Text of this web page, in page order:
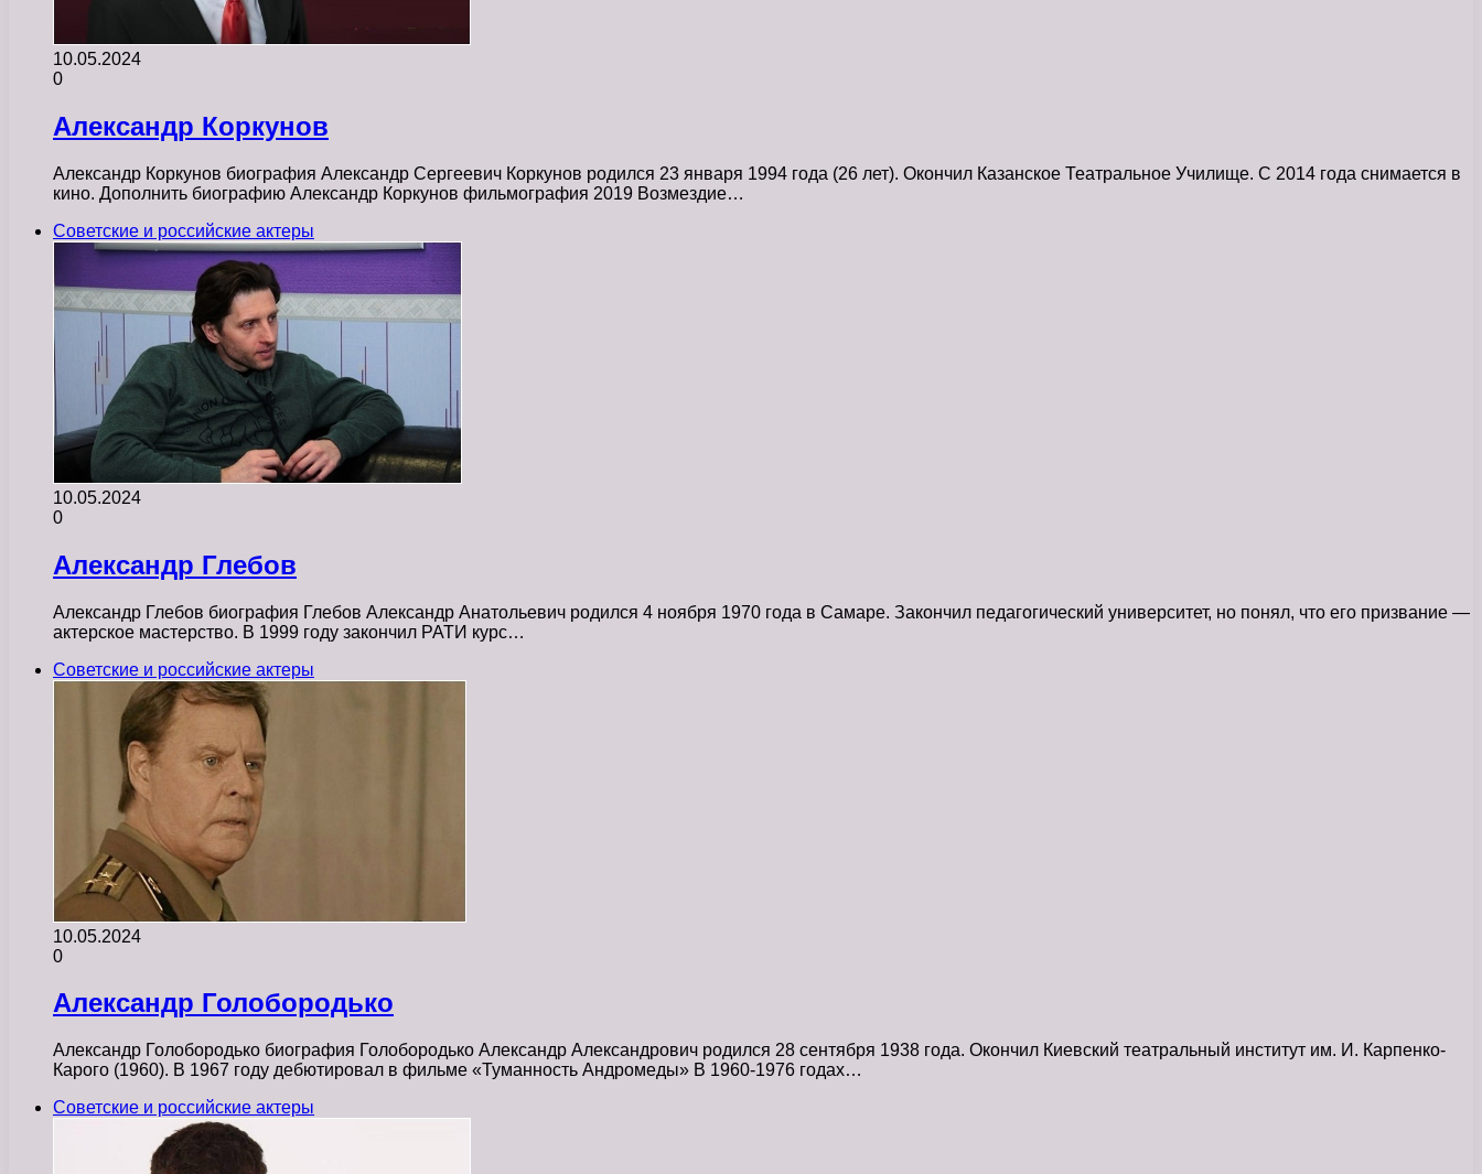
10.05.2024
0
Александр Коркунов
Александр Коркунов биография Александр Сергеевич Коркунов родился 23 января 1994 года (26 лет). Окончил Казанское Театральное Училище. С 2014 года снимается в
кино. Дополнить биографию Александр Коркунов фильмография 2019 Возмездие…
Советские и российские актеры
10.05.2024
0
Александр Глебов
Александр Глебов биография Глебов Александр Анатольевич родился 4 ноября 1970 года в Самаре. Закончил педагогический университет, но понял, что его призвание —
актерское мастерство. В 1999 году закончил РАТИ курс…
Советские и российские актеры
10.05.2024
0
Александр Голобородько
Александр Голобородько биография Голобородько Александр Александрович родился 28 сентября 1938 года. Окончил Киевский театральный институт им. И. Карпенко-
Карого (1960). В 1967 году дебютировал в фильме «Туманность Андромеды» В 1960-1976 годах…
Советские и российские актеры